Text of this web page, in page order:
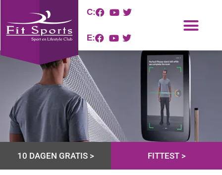
C:
E:
10 DAGEN GRATIS > FITTEST >